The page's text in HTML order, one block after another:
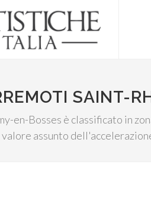
SAINT-
en-Bosses è classificato in
valore assunto